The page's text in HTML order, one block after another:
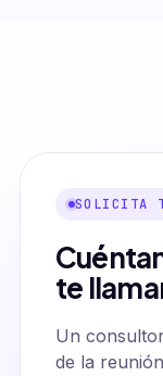
SOLICITA
te
Un
de la